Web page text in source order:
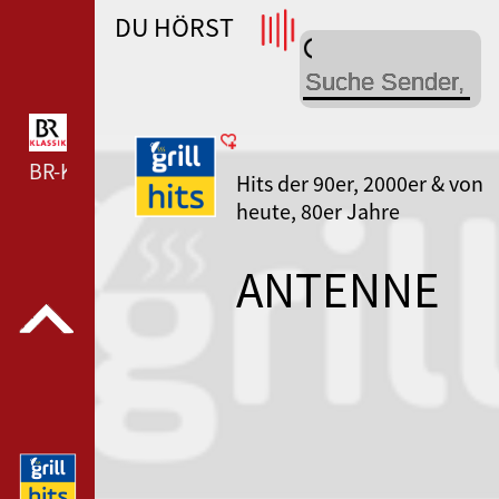
WDR 4 --- WDR 4 ---
BR-KLASSIK --- BR-KLASSIK ---
DU HÖRST
Hits der 90er, 2000er & von
heute, 80er Jahre
ANTENNE